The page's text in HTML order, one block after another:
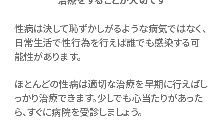
性病は決して恥ずかしがるような病気ではなく、
日常生活で性行為を行えば誰でも感染する可
能性があります。
ほとんどの性病は適切な治療を早期に行えばし
っかり治療できます。少しでも心当たりがあった
ら、すぐに病院を受診しましょう。